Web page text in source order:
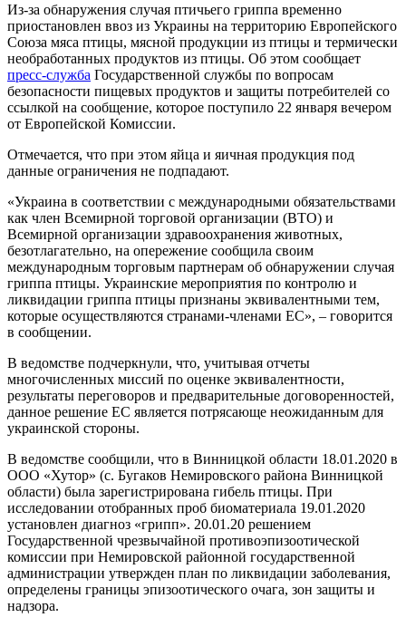
Из-за обнаружения случая птичьего гриппа временно
приостановлен ввоз из Украины на территорию Европейского
Союза мяса птицы, мясной продукции из птицы и термически
необработанных продуктов из птицы. Об этом сообщает
пресс-служба Государственной службы по вопросам
безопасности пищевых продуктов и защиты потребителей со
ссылкой на сообщение, которое поступило 22 января вечером
от Европейской Комиссии.
Отмечается, что при этом яйца и яичная продукция под
данные ограничения не подпадают.
«Украина в соответствии с международными обязательствами
как член Всемирной торговой организации (ВТО) и
Всемирной организации здравоохранения животных,
безотлагательно, на опережение сообщила своим
международным торговым партнерам об обнаружении случая
гриппа птицы. Украинские мероприятия по контролю и
ликвидации гриппа птицы признаны эквивалентными тем,
которые осуществляются странами-членами ЕС», – говорится
в сообщении.
В ведомстве подчеркнули, что, учитывая отчеты
многочисленных миссий по оценке эквивалентности,
результаты переговоров и предварительные договоренностей,
данное решение ЕС является потрясающе неожиданным для
украинской стороны.
В ведомстве сообщили, что в Винницкой области 18.01.2020 в
ООО «Хутор» (с. Бугаков Немировского района Винницкой
области) была зарегистрирована гибель птицы. При
исследовании отобранных проб биоматериала 19.01.2020
установлен диагноз «грипп». 20.01.20 решением
Государственной чрезвычайной противоэпизоотической
комиссии при Немировской районной государственной
администрации утвержден план по ликвидации заболевания,
определены границы эпизоотического очага, зон защиты и
надзора.